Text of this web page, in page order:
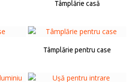
Tâmplărie casă
Tâmplărie pentru case